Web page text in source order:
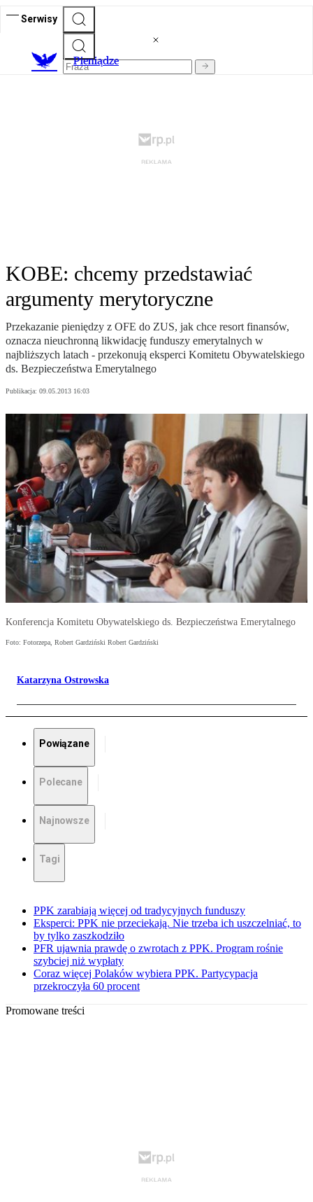
Serwisy
Pieniądze
KOBE: chcemy przedstawiać
argumenty merytoryczne
Przekazanie pieniędzy z OFE do ZUS, jak chce resort finansów,
oznacza nieuchronną likwidację funduszy emerytalnych w
najbliższych latach - przekonują eksperci Komitetu Obywatelskiego
ds. Bezpieczeństwa Emerytalnego
Publikacja: 09.05.2013 16:03
Konferencja Komitetu Obywatelskiego ds. Bezpieczeństwa Emerytalnego
Foto: Fotorzepa, Robert Gardziński Robert Gardziński
Katarzyna Ostrowska
Powiązane
Polecane
Najnowsze
Tagi
PPK zarabiają więcej od tradycyjnych funduszy
Eksperci: PPK nie przeciekają. Nie trzeba ich uszczelniać, to
by tylko zaszkodziło
PFR ujawnia prawdę o zwrotach z PPK. Program rośnie
szybciej niż wypłaty
Coraz więcej Polaków wybiera PPK. Partycypacja
przekroczyła 60 procent
Promowane treści